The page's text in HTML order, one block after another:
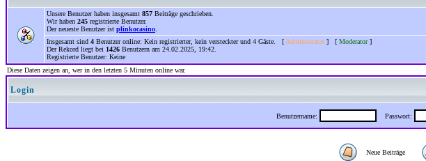
Unsere Benutzer haben insgesamt 857 Beiträge geschrieben.
Wir haben 245 registrierte Benutzer.
Der neueste Benutzer ist plinkocasino
Insgesamt sind 4 Benutzer online: Kein registrierter, kein versteckter und 4 Gäste. [ Administrator] [ Moderator]
Der Rekord liegt bei 1426 Benutzern am 24.02.2025, 19:42.
Registrierte Benutzer: Keine
Diese Daten zeigen an, wer in den letzten 5 Minuten online war.
Login
Benutzername: Passwort:
Neue Beiträge